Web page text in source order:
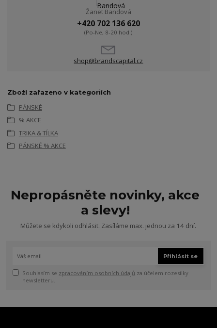
Žanet Bandová
+420 702 136 620
(Po-Ne, 8-20 hod.)
shop@brandscapital.cz
Zboží zařazeno v kategoriích
PÁNSKÉ
% AKCE
TRIKA & TÍLKA
PÁNSKÉ % AKCE
Nepropásněte novinky, akce
a slevy!
Můžete se kdykoli odhlásit. Zasíláme max. jednou za 14 dní.
Přihlásit se
Souhlasím se zpracováním osobních údajů za účelem rozesílky
newsletteru.